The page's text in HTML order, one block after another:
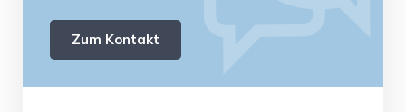
Zum Kontakt